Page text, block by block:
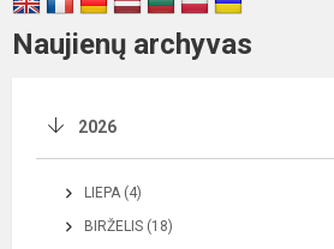
Naujienų archyvas
2026
LIEPA (4)
BIRŽELIS (18)